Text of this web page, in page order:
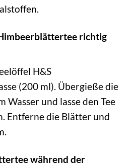
richtig
H&S
(200 ml). Übergieße die
Wasser und lasse den Tee
Entferne die Blätter und
während der